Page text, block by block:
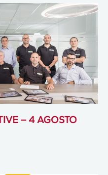
– 4 AGOSTO